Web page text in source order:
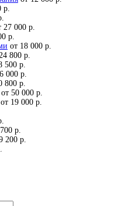
р.
27 000 р.
р.
от 18 000 р.
800 р.
500 р.
000 р.
800 р.
от 50 000 р.
от 19 000 р.
р.
200 р.